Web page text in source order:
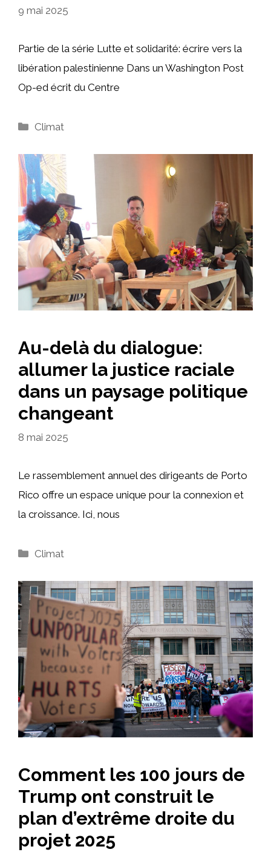
9 mai 2025
Partie de la série Lutte et solidarité: écrire vers la
libération palestinienne Dans un Washington Post
Op-ed écrit du Centre
Catégories
Climat
Au-delà du dialogue:
allumer la justice raciale
dans un paysage politique
changeant
8 mai 2025
Le rassemblement annuel des dirigeants de Porto
Rico offre un espace unique pour la connexion et
la croissance. Ici, nous
Catégories
Climat
Comment les 100 jours de
Trump ont construit le
plan d’extrême droite du
projet 2025